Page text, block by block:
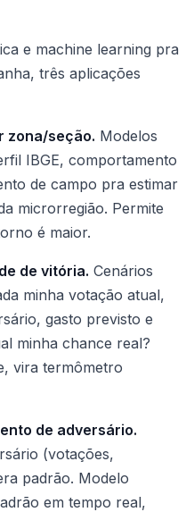
e machine learning pra
três aplicações
zona/seção. Modelos
IBGE, comportamento
de campo pra estimar
microrregião. Permite
é maior.
de vitória. Cenários
minha votação atual,
gasto previsto e
minha chance real?
vira termômetro
de adversário.
(votações,
padrão. Modelo
em tempo real,